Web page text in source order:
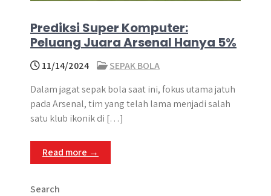
Prediksi Super Komputer:
Peluang Juara Arsenal Hanya 5%
11/14/2024
SEPAK BOLA
Dalam jagat sepak bola saat ini, fokus utama jatuh
pada Arsenal, tim yang telah lama menjadi salah
satu klub ikonik di […]
Read more →
Search